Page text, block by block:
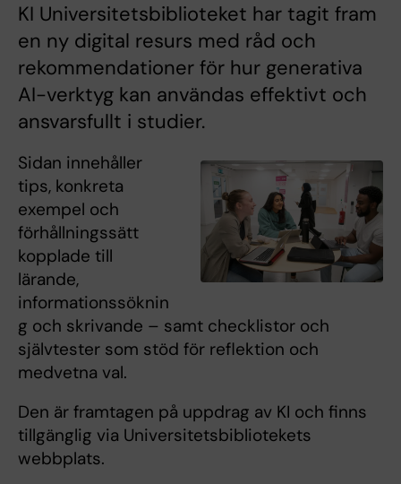
KI Universitetsbiblioteket har tagit fram
en ny digital resurs med råd och
rekommendationer för hur generativa
AI-verktyg kan användas effektivt och
ansvarsfullt i studier.
Sidan innehåller
tips, konkreta
exempel och
förhållningssätt
kopplade till
lärande,
informationssöknin
g och skrivande – samt checklistor och
självtester som stöd för reflektion och
medvetna val.
Den är framtagen på uppdrag av KI och finns
tillgänglig via Universitetsbibliotekets
webbplats.